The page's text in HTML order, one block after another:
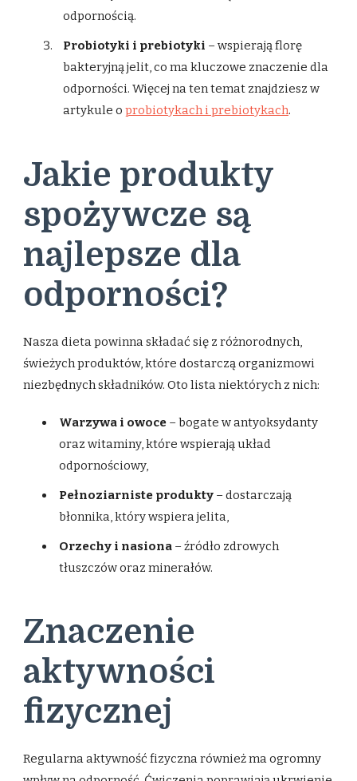
odpornością.
Probiotyki i prebiotyki – wspierają florę
bakteryjną jelit, co ma kluczowe znaczenie dla
odporności. Więcej na ten temat znajdziesz w
artykule o probiotykach i prebiotykach.
Jakie produkty
spożywcze są
najlepsze dla
odporności?
Nasza dieta powinna składać się z różnorodnych,
świeżych produktów, które dostarczą organizmowi
niezbędnych składników. Oto lista niektórych z nich:
Warzywa i owoce – bogate w antyoksydanty
oraz witaminy, które wspierają układ
odpornościowy,
Pełnoziarniste produkty – dostarczają
błonnika, który wspiera jelita,
Orzechy i nasiona – źródło zdrowych
tłuszczów oraz minerałów.
Znaczenie
aktywności
fizycznej
Regularna aktywność fizyczna również ma ogromny